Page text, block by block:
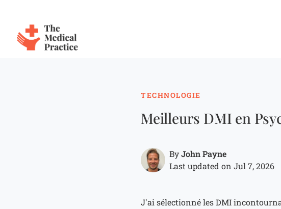
TECHNOLOGIE
Meilleurs DMI en
ByJohn Payne
Last updated on Jul 7, 2026
J'ai sélectionné les DMI